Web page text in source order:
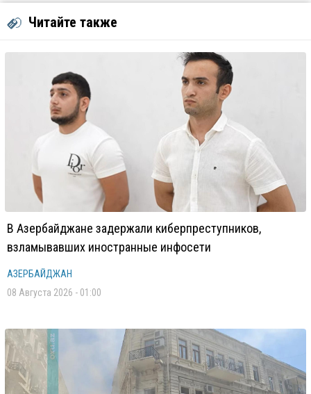
Читайте также
В Азербайджане задержали киберпреступников,
взламывавших иностранные инфосети
АЗЕРБАЙДЖАН
08 Августа 2026 - 01:00